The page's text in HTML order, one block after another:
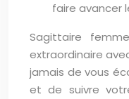
faire avancer
Sagittaire
extraordinaire
jamais de vous
et de suivre